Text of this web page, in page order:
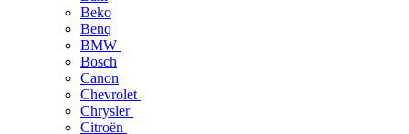
Beko
Benq
BMW
Bosch
Canon
Chevrolet
Chrysler
Citroën